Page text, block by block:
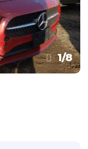
1/8